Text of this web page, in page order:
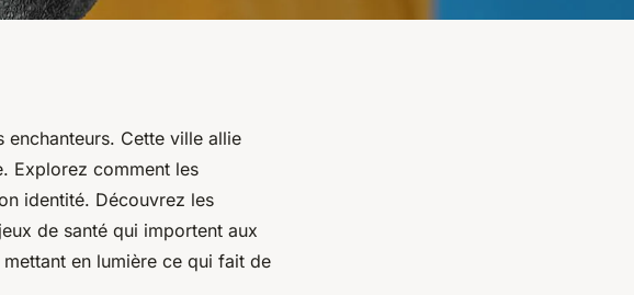
enchanteurs. Cette ville allie
Explorez comment les
identité. Découvrez les
de santé qui importent aux
en lumière ce qui fait de